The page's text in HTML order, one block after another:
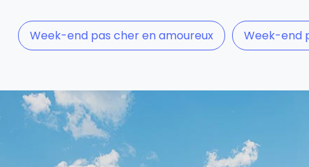
Week-end pas cher en amoureux Week-end